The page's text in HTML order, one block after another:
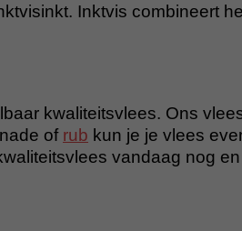
Inktvis combineert
kwaliteitsvlees. Ons
of rub kun je je vlees
vandaag nog